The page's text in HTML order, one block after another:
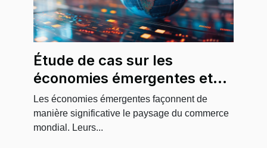
Étude de cas sur les
économies émergentes et
leur influence sur le
commerce mondial
Les économies émergentes façonnent de
manière significative le paysage du commerce
mondial. Leurs...